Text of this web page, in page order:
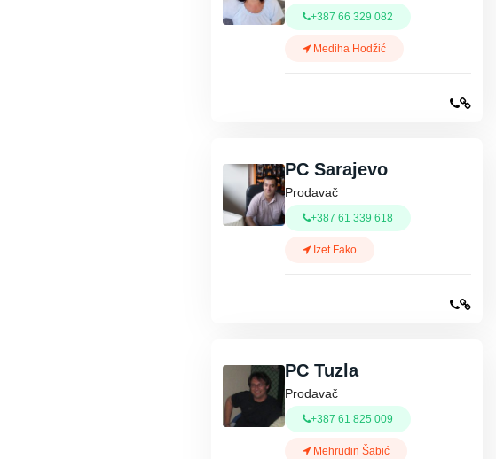
+387 66 329 082
Mediha Hodžić
PC Sarajevo
Prodavač
+387 61 339 618
Izet Fako
PC Tuzla
Prodavač
+387 61 825 009
Mehrudin Šabić